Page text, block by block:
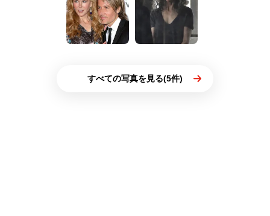
すべての写真を見る(5件)